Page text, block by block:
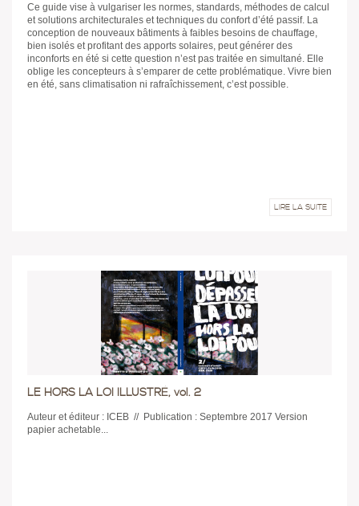
Ce guide vise à vulgariser les normes, standards, méthodes de calcul
et solutions architecturales et techniques du confort d’été passif. La
conception de nouveaux bâtiments à faibles besoins de chauffage,
bien isolés et profitant des apports solaires, peut générer des
inconforts en été si cette question n’est pas traitée en simultané. Elle
oblige les concepteurs à s’emparer de cette problématique. Vivre bien
en été, sans climatisation ni rafraîchissement, c’est possible.
LIRE LA SUITE
LE HORS LA LOI ILLUSTRÉ, vol. 2
Auteur et éditeur : ICEB // Publication : Septembre 2017 Version
papier achetable...